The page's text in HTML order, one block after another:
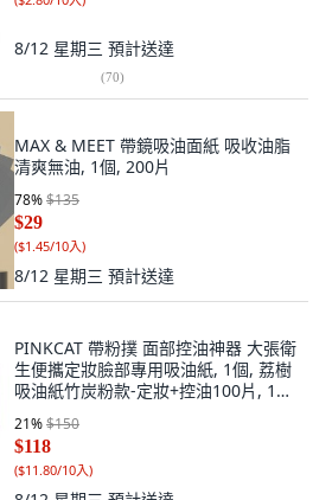
8/12 星期三 預計送達
(70)
MAX & MEET 帶鏡吸油面紙 吸收油脂
清爽無油, 1個, 200片
78%$135
$29
($1.45/10入)
8/12 星期三 預計送達
PINKCAT 帶粉撲 面部控油神器 大張衛
生便攜定妝臉部專用吸油紙, 1個, 荔樹
吸油紙竹炭粉款-定妝+控油100片, 100
21%$150
$118
($11.80/10入)